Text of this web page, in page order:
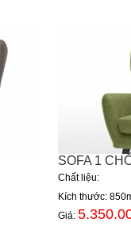
SOFA 1
Chất liệu:
Kích thước:
Giá: